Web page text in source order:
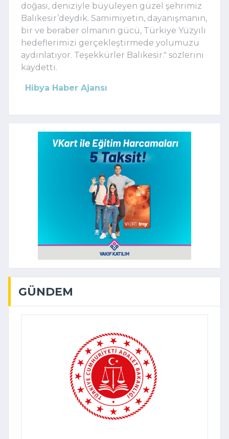
doğası, deniziyle büyüleyen güzel şehrimiz
Balıkesir’deydik. Samimiyetin, dayanışmanın,
bir ve beraber olmanın gücü, Türkiye Yüzyılı
hedeflerimizi gerçekleştirmede yolumuzu
aydınlatıyor. Teşekkürler Balıkesir." sözlerini
kaydetti.
Hibya Haber Ajansı
GÜNDEM